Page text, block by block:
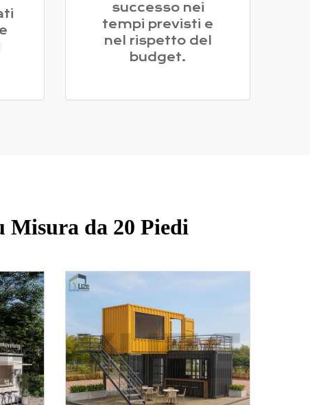
successo nei
tempi previsti e
nel rispetto del
budget.
Misura da 20 Piedi